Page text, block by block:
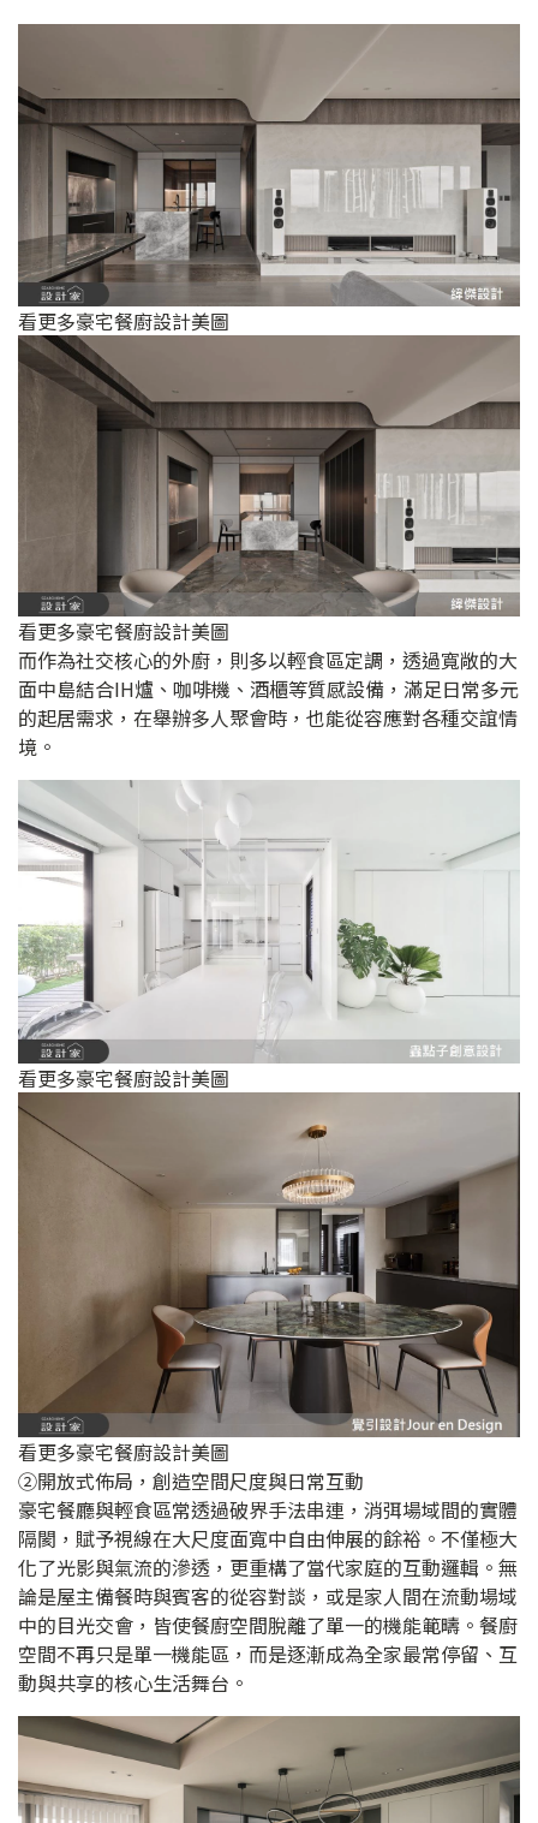
看更多豪宅餐廚設計美圖
看更多豪宅餐廚設計美圖
而作為社交核心的外廚，則多以輕食區定調，透過寬敞的大
面中島結合IH爐、咖啡機、酒櫃等質感設備，滿足日常多元
的起居需求，在舉辦多人聚會時，也能從容應對各種交誼情
境。
看更多豪宅餐廚設計美圖
看更多豪宅餐廚設計美圖
②開放式佈局，創造空間尺度與日常互動
豪宅餐廳與輕食區常透過破界手法串連，消弭場域間的實體
隔閡，賦予視線在大尺度面寬中自由伸展的餘裕。不僅極大
化了光影與氣流的滲透，更重構了當代家庭的互動邏輯。無
論是屋主備餐時與賓客的從容對談，或是家人間在流動場域
中的目光交會，皆使餐廚空間脫離了單一的機能範疇。餐廚
空間不再只是單一機能區，而是逐漸成為全家最常停留、互
動與共享的核心生活舞台。